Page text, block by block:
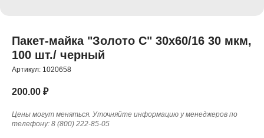
Пакет-майка "Золото С" 30x60/16 30 мкм,
100 шт./ черный
Артикул: 1020658
200.00 ₽
Цены могут меняться. Уточняйте информацию у менеджеров по
телефону: 8 (800) 222-85-05